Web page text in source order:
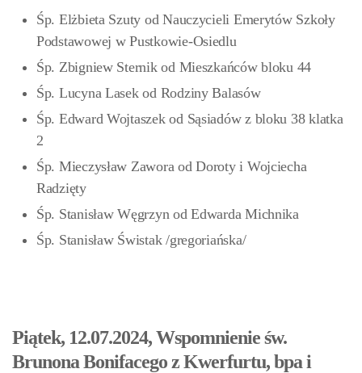
Śp. Elżbieta Szuty od Nauczycieli Emerytów Szkoły
Podstawowej w Pustkowie-Osiedlu
Śp. Zbigniew Sternik od Mieszkańców bloku 44
Śp. Lucyna Lasek od Rodziny Balasów
Śp. Edward Wojtaszek od Sąsiadów z bloku 38 klatka
2
Śp. Mieczysław Zawora od Doroty i Wojciecha
Radzięty
Śp. Stanisław Węgrzyn od Edwarda Michnika
Śp. Stanisław Świstak/gregoriańska/
Piątek, 12.07.2024, Wspomnienie św.
Brunona Bonifacego z Kwerfurtu, bpa i